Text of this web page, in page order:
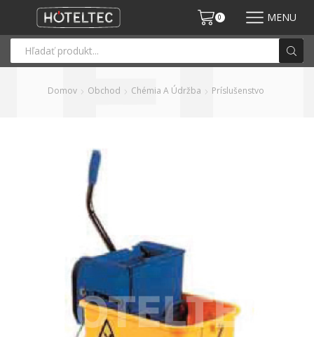
0 MENU
Domov Obchod Chémia A Údržba Príslušenstvo